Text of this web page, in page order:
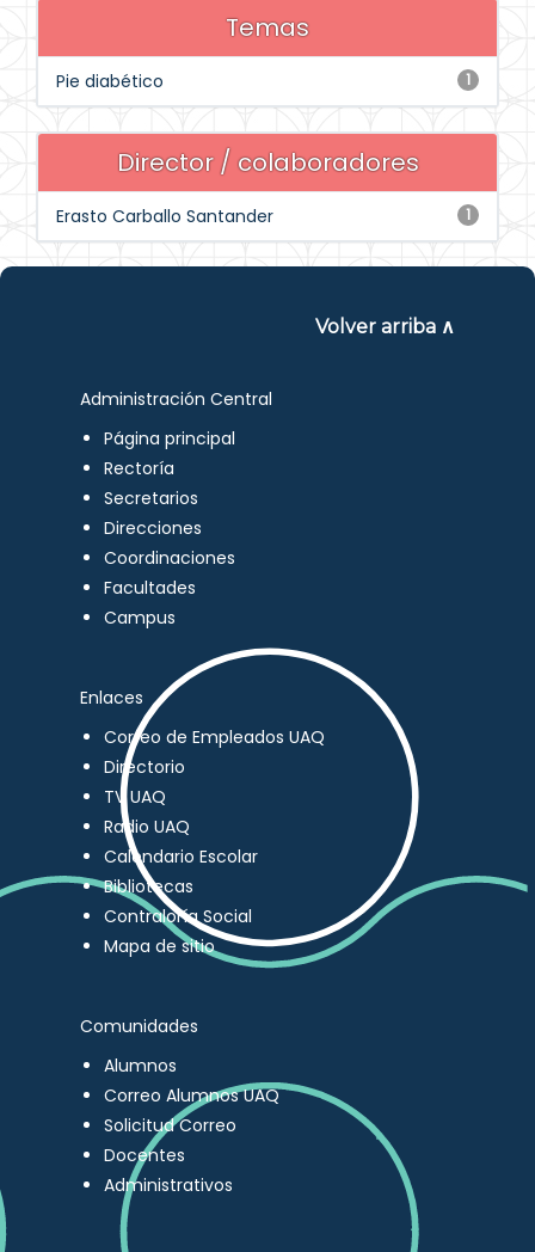
Temas
1
Pie diabético
Director / colaboradores
1
Erasto Carballo Santander
Volver arriba ∧
Administración Central
Página principal
Rectoría
Secretarios
Direcciones
Coordinaciones
Facultades
Campus
Enlaces
Correo de Empleados UAQ
Directorio
TV UAQ
Radio UAQ
Calendario Escolar
Bibliotecas
Contraloría Social
Mapa de sitio
Comunidades
Alumnos
Correo Alumnos UAQ
Solicitud Correo
Docentes
Administrativos